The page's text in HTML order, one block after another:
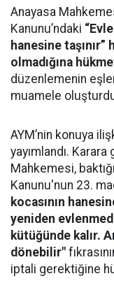
Anayasa
Kanunu’ndaki
hanesine taşınır”
olmadığına
düzenlemenin
muamele
AYM’nin konuya
yayımlandı.
Mahkemesi,
Kanunu'nun 23.
kocasının
yeniden
kütüğünde kalır.
dönebilir"
iptali gerektiğine